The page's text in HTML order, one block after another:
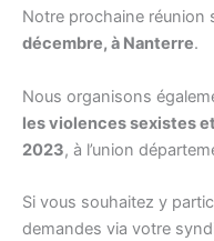
Notre prochaine réunion
décembre, à Nanterre.
Nous organisons
les violences sexistes
2023, à l’union
Si vous souhaitez y
demandes via votre